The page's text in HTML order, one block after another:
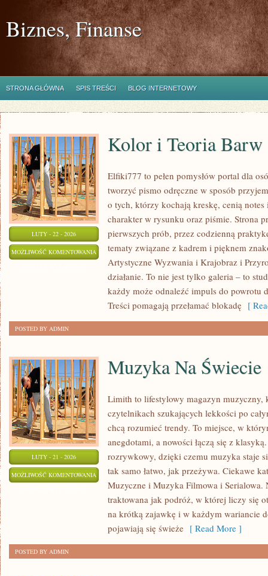
Biznes, Finanse
STRONA GŁÓWNA SPIS TREŚCI BLOG INTERNETOWY
LUTY - 22 - 2026
MOŻLIWOŚĆ KOMENTOWANIA KOLOR
TEORIA
BARW
Kolor i Teoria Barw
Elfiki777 to pełen pomysłów portal dla
tworzyć pismo odręczne w sposób
o tych, którzy kochają kreskę, cenią notes
charakter w rysunku oraz piśmie. Strona
pierwszych prób, przez codzienną
tematy związane z kadrem i pięknem
Artystyczne Wyzwania i Krajobraz i
działanie. To nie jest tylko galeria – to
każdy może odnaleźć impuls do powrotu
Treści pomagają przełamać blokadę [
POSTED BY ADMIN
LUTY - 21 - 2026
MOŻLIWOŚĆ KOMENTOWANIA MUZYKA
ŚWIECIE
Muzyka Na Świecie
Limith to lifestylowy magazyn muzyczny,
czytelnikach szukających lekkości po
chcą rozumieć trendy. To miejsce, w
anegdotami, a nowości łączą się z
rozrywkowy, dzięki czemu muzyka staje
tak samo łatwo, jak przeżywa. Ciekawe
Muzyczne i Muzyka Filmowa i Serialowa.
traktowana jak podróż, w której liczy się
na krótką zajawkę i w każdym wariancie
pojawiają się świeże [ Read More ]
POSTED BY ADMIN